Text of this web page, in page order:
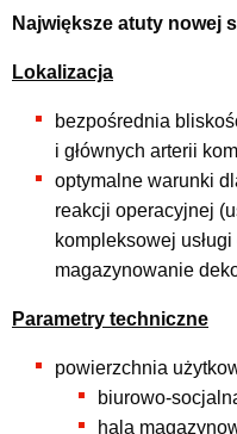
Największe atuty nowej
Lokalizacja
bezpośrednia
i głównych arterii
optymalne warunki
reakcji operacyjnej
kompleksowej
magazynowanie
Parametry techniczne
powierzchnia
biurowo-
hala